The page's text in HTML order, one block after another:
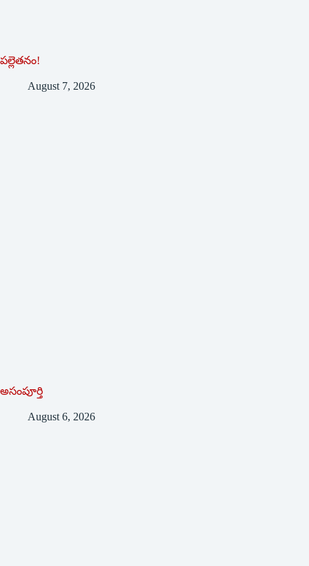
పల్లెతనం!
August 7, 2026
అసంపూర్తి
August 6, 2026